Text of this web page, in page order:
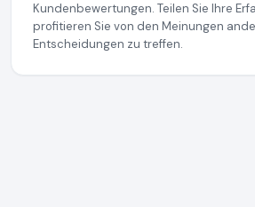
Kundenbewertungen. Teilen Sie Ihre
profitieren Sie von den Meinungen
Entscheidungen zu treffen.